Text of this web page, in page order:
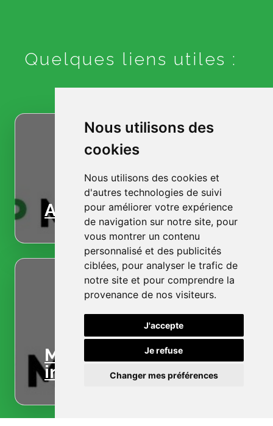
Nous utilisons des
cookies
Nous utilisons des cookies et
d'autres technologies de suivi
pour améliorer votre expérience
de navigation sur notre site, pour
vous montrer un contenu
personnalisé et des publicités
ciblées, pour analyser le trafic de
notre site et pour comprendre la
provenance de nos visiteurs.
J'accepte
Je refuse
Changer mes préférences
Quelques liens utiles :
Accueil
Menuiserie
intérieure